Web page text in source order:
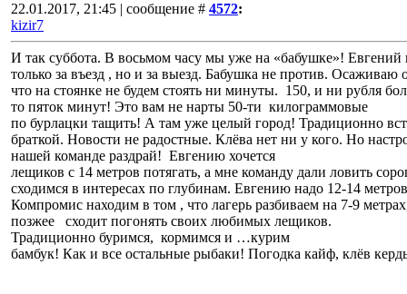
22.01.2017, 21:45 | сообщение # 4572:
kizir7
И так суббота. В восьмом часу мы уже на «бабушке»! Евгений
только за въезд , но и за выезд. Бабушка не против. Осаживаю
что на стоянке не будем стоять ни минуты. 150, и ни рубля
то пяток минут! Это вам не нарты 50-ти килограммовые
по бурлацки тащить! А там уже целый город! Традиционно
браткой. Новости не радостные. Клёва нет ни у кого. Но
нашей команде раздрай! Евгению хочется
лещиков с 14 метров потягать, а мне команду дали ловить
сходимся в интересах по глубинам. Евгению надо 12-14
Компромис находим в том , что лагерь разбиваем на 7-9
позжее сходит погонять своих любимых лещиков.
Традиционно буримся, кормимся и …курим
бамбук! Как и все остальные рыбаки! Погодка кайф, клёв